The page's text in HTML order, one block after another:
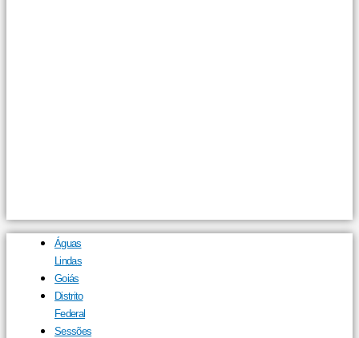
Águas
Lindas
Goiás
Distrito
Federal
Sessões